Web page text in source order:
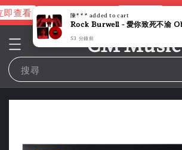
查看 進擊的巨人片頭曲 立即查看
CM Music
搜尋
陳*** added to cart
53 分鐘前